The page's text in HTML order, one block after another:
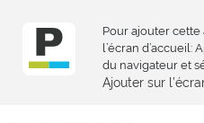
Pour ajouter
l’écran d’accueil:
du navigateur et
Ajouter sur